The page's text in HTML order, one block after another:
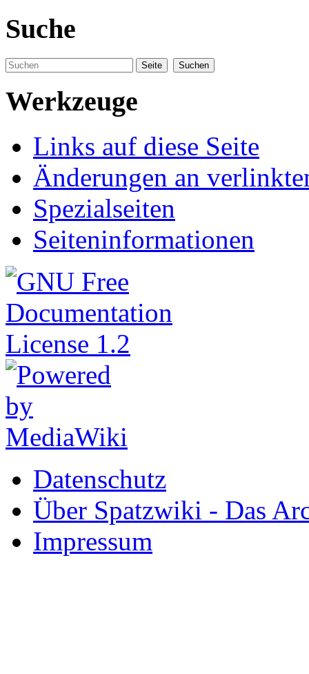
Suche
Werkzeuge
Links auf diese Seite
Änderungen an
Spezialseiten
Seiten­informationen
Datenschutz
Über Spatzwiki - Das
Impressum